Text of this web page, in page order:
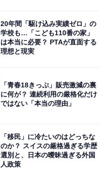
20年間「駆け込み実績ゼロ」の
学校も…「こども110番の家」
は本当に必要？ PTAが直面する
理想と現実
「青春18きっぷ」販売激減の裏
に何が？ 連続利用の厳格化だけ
ではない「本当の理由」
「移民」に冷たいのはどっちな
のか？ スイスの厳格過ぎる学歴
選別と、日本の曖昧過ぎる外国
人政策